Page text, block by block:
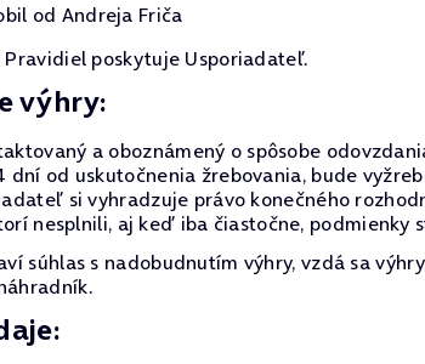
od Andreja Friča
poskytuje Usporiadateľ.
výhry:
a oboznámený o spôsobe
dní od uskutočnenia žrebovania, bude
si vyhradzuje právo konečného
nesplnili, aj keď iba čiastočne, podmienky
súhlas s nadobudnutím výhry, vzdá sa